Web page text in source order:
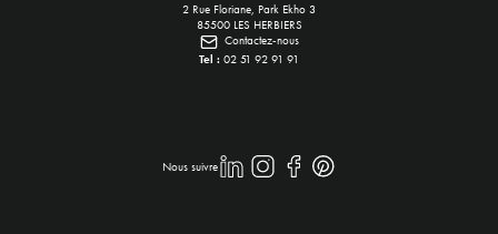
2 Rue Floriane, Park Ekho 3
85500 LES HERBIERS
Contactez-nous
Tel : 02 51 92 91 91
Nous suivre